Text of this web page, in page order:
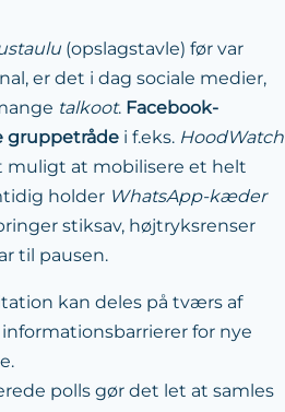
(opslagstavle) før var
er det i dag sociale medier,
talkoot. Facebook-
gruppe­tråde i f.eks. HoodWatch
at mobilisere et helt
holder WhatsApp-kæder
stiksav, højtryksrenser
til pausen.
kan deles på tværs af
for nye
polls gør det let at samles